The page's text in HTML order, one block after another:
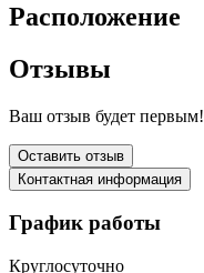
Расположение
Отзывы
Ваш отзыв будет первым!
Оставить отзыв
Контактная информация
График работы
Круглосуточно